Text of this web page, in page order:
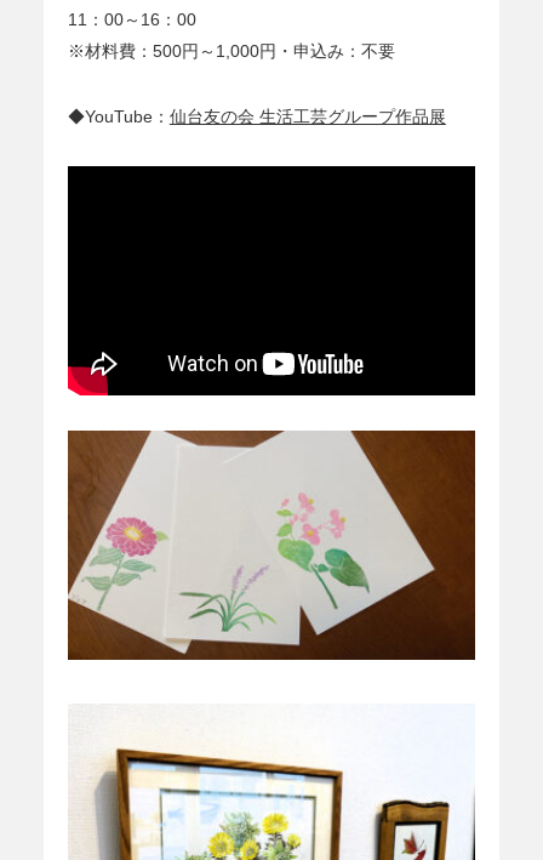
11：00～16：00
※材料費：500円～1,000円・申込み：不要
◆YouTube： 仙台友の会 生活工芸グループ作品展